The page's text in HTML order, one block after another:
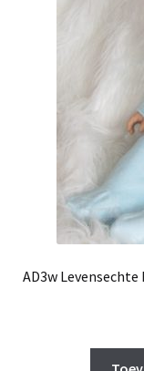
AD3w